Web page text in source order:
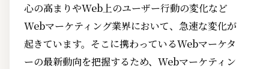
心の高まりやWeb上のユーザー行動の変化など
Webマーケティング業界において、急速な変化が
起きています。そこに携わっているWebマーケタ
ーの最新動向を把握するため、Webマーケティン